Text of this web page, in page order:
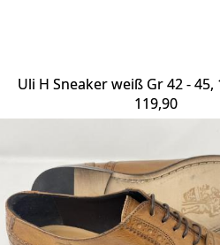
Uli H Sneaker weiß Gr 42 - 45,
119,90